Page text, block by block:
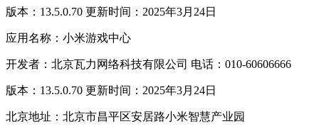
版本：13.5.0.70 更新时间：2025年3月24日
应用名称：小米游戏中心
开发者：北京瓦力网络科技有限公司 电话：010-60606666
版本：13.5.0.70 更新时间：2025年3月24日
北京地址：北京市昌平区安居路小米智慧产业园